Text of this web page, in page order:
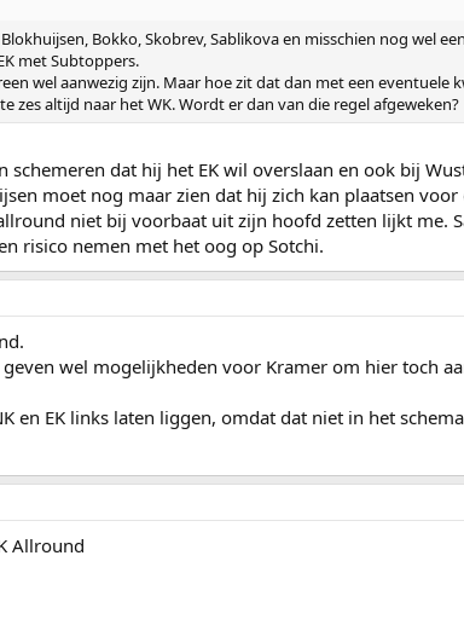
van het EK allround, mits bij de beste 3;
door de SCL geselecteerd.
het EK allround, mits bij de beste 3;
door de SCL geselecteerd.
Klik om te vergroten...
Bokko, Skobrev, Sablikova en misschien nog wel
met Subtoppers.
wel aanwezig zijn. Maar hoe zit dat dan met een eventuele
zes altijd naar het WK. Wordt er dan van die regel afgeweken?
dat hij het EK wil overslaan en ook bij
moet nog maar zien dat hij zich kan plaatsen
niet bij voorbaat uit zijn hoofd zetten lijkt me.
risico nemen met het oog op Sotchi.
wel mogelijkheden voor Kramer om hier toch
en EK links laten liggen, omdat dat niet in het
Allround